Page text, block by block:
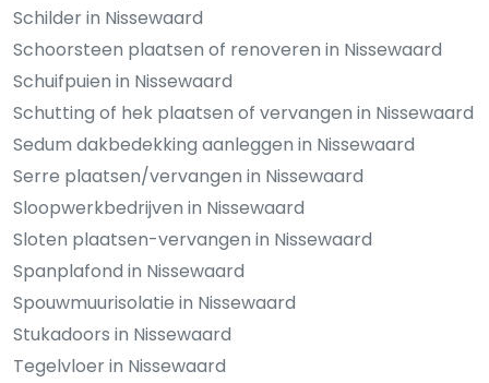
Schilder in Nissewaard
Schoorsteen plaatsen of renoveren in Nissewaard
Schuifpuien in Nissewaard
Schutting of hek plaatsen of vervangen in Nissewaard
Sedum dakbedekking aanleggen in Nissewaard
Serre plaatsen/vervangen in Nissewaard
Sloopwerkbedrijven in Nissewaard
Sloten plaatsen-vervangen in Nissewaard
Spanplafond in Nissewaard
Spouwmuurisolatie in Nissewaard
Stukadoors in Nissewaard
Tegelvloer in Nissewaard